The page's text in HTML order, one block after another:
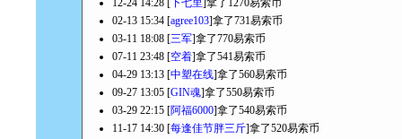
12-24 14:28 [下七里]拿了1270易索币
02-13 15:34 [agree103]拿了731易索币
03-11 18:08 [三军]拿了770易索币
07-11 23:48 [空着]拿了541易索币
04-29 13:13 [中塑在线]拿了560易索币
09-27 13:05 [GIN魂]拿了550易索币
03-29 22:15 [阿福6000]拿了540易索币
11-17 14:30 [每逢佳节胖三斤]拿了520易索币